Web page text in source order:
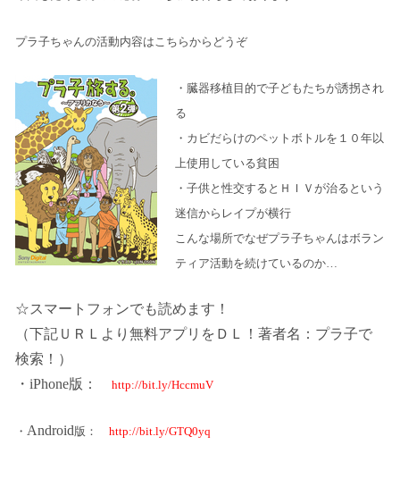
プラ子ちゃんの活動内容はこちらからどうぞ
・臓器移植目的で子どもたちが誘拐され
る
・カビだらけのペットボトルを１０年以
上使用している貧困
・子供と性交するとＨＩＶが治るという
迷信からレイプが横行
こんな場所でなぜプラ子ちゃんはボラン
ティア活動を続けているのか…
☆スマートフォンでも読めます！
（下記ＵＲＬより無料アプリをＤＬ！著者名：プラ子で
検索！）
・ iPhone版： http://bit.ly/HccmuV
・ Android 版： http://bit.ly/GTQ0yq